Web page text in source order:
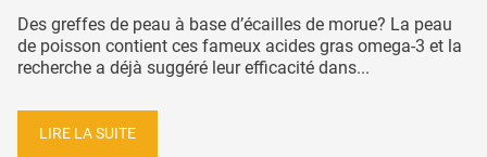
Des greffes de peau à base d’écailles de morue? La peau
de poisson contient ces fameux acides gras omega-3 et la
recherche a déjà suggéré leur efficacité dans...
LIRE LA SUITE